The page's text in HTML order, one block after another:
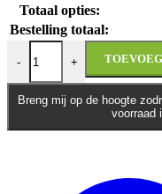
Totaal opties:
Bestelling totaal:
-
Vespa Primavera Tech
+
Breng mij op de hoogte
voorraad